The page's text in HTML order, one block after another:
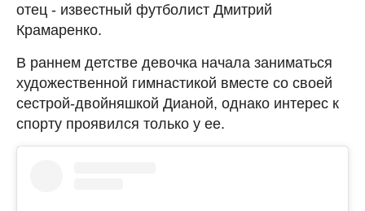
отец - известный футболист Дмитрий
Крамаренко.
В раннем детстве девочка начала заниматься
художественной гимнастикой вместе со своей
сестрой-двойняшкой Дианой, однако интерес к
спорту проявился только у ее.